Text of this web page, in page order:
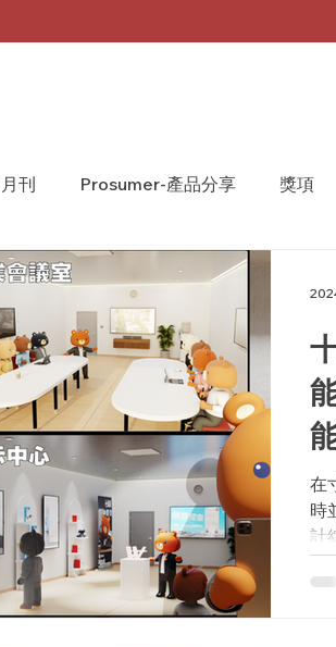
刊 Prosumer-產品分享 獎項
WEBA Monthly 台灣月刊
十
在
時
計
一
辦